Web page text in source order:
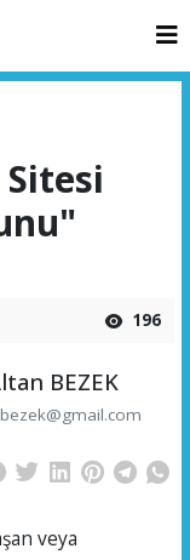
196
BEZEK
veya